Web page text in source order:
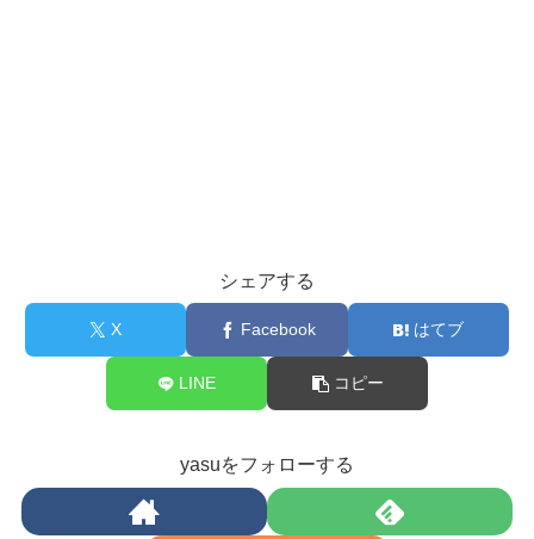
シェアする
X Facebook はてブ
LINE コピー
yasuをフォローする